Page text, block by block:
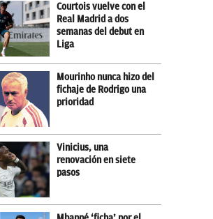
Courtois vuelve con el
Real Madrid a dos
semanas del debut en
Liga
Mourinho nunca hizo del
fichaje de Rodrigo una
prioridad
Vinicius, una
renovación en siete
pasos